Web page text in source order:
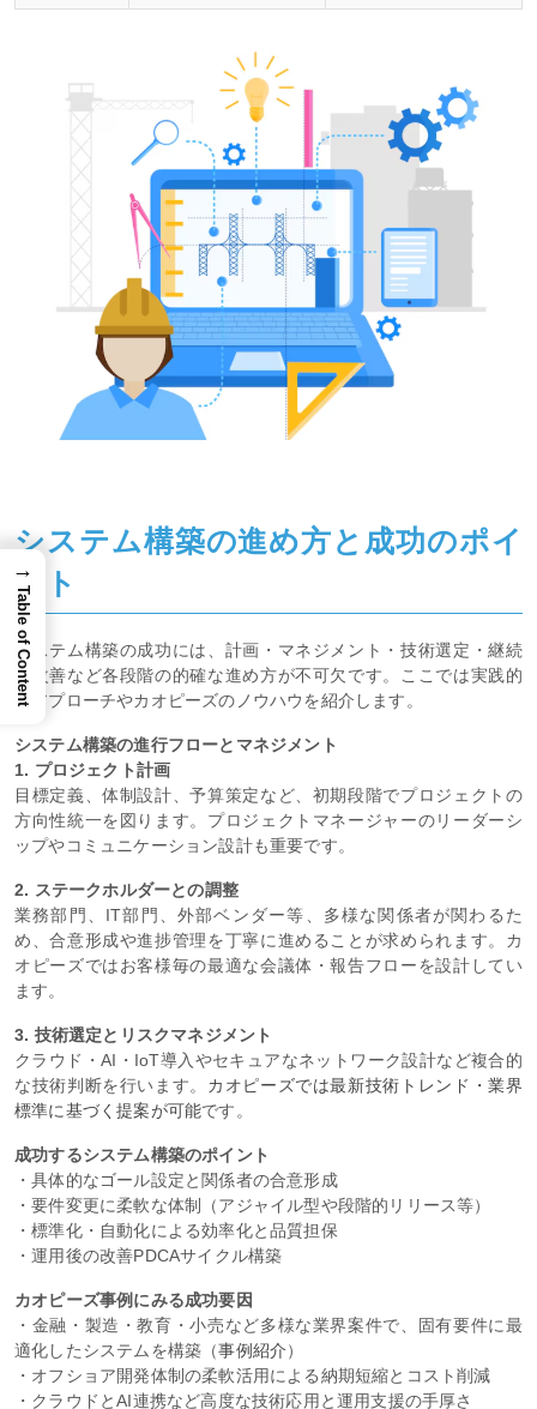
システム構築の進め方と成功のポイ
ント
システム構築の成功には、計画・マネジメント・技術選定・継続
的改善など各段階の的確な進め方が不可欠です。ここでは実践的
なアプローチやカオピーズのノウハウを紹介します。
システム構築の進行フローとマネジメント
1. プロジェクト計画
目標定義、体制設計、予算策定など、初期段階でプロジェクトの
方向性統一を図ります。プロジェクトマネージャーのリーダーシ
ップやコミュニケーション設計も重要です。
2. ステークホルダーとの調整
業務部門、IT部門、外部ベンダー等、多様な関係者が関わるた
め、合意形成や進捗管理を丁寧に進めることが求められます。カ
オピーズではお客様毎の最適な会議体・報告フローを設計してい
ます。
3. 技術選定とリスクマネジメント
クラウド・AI・IoT導入やセキュアなネットワーク設計など複合的
な技術判断を行います。 カオピーズでは最新技術トレンド・業界
標準に基づく提案が可能です。
成功するシステム構築のポイント
・具体的なゴール設定と関係者の合意形成
・要件変更に柔軟な体制（アジャイル型や段階的リリース等）
・標準化・自動化による効率化と品質担保
・運用後の改善PDCAサイクル構築
カオピーズ事例にみる成功要因
・金融・製造・教育・小売など多様な業界案件で、固有要件に最
適化したシステムを構築（事例紹介）
・オフショア開発体制の柔軟活用による納期短縮とコスト削減
・クラウドとAI連携など高度な技術応用と運用支援の手厚さ
→
Table of Content